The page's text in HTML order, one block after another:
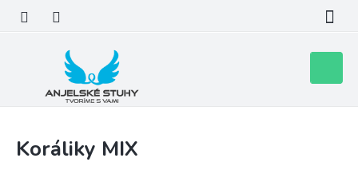
obsah
košík
Koráliky MIX